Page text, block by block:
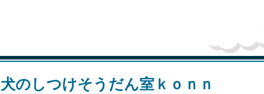
​犬のしつけそうだん室ｋｏｎｎ